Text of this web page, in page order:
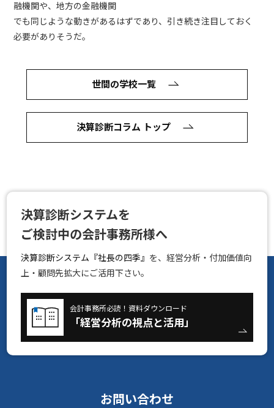
融機関や、地方の金融機関
でも同じような動きがあるはずであり、引き続き注目しておく
必要がありそうだ。
世間の学校一覧
決算診断コラム トップ
決算診断システムを
ご検討中の会計事務所様へ
決算診断システム『社長の四季』 を、経営分析・付加価値向
上・顧問先拡大にご活用下さい。
会計事務所必読！資料ダウンロード
「経営分析の視点と活用」
お問い合わせ